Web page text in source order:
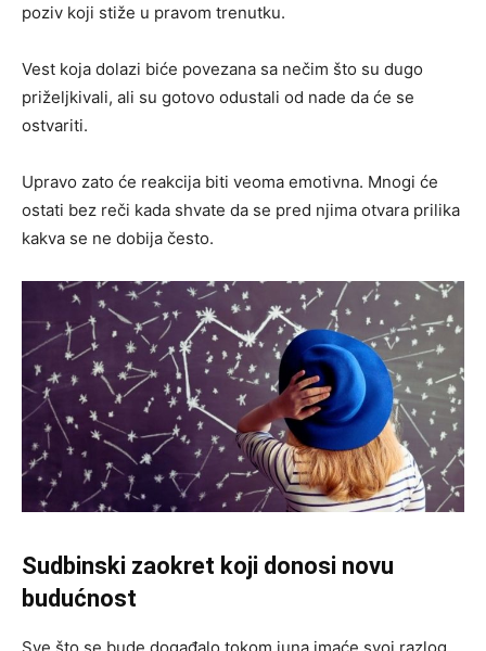
poziv koji stiže u pravom trenutku.
Vest koja dolazi biće povezana sa nečim što su dugo
priželjkivali, ali su gotovo odustali od nade da će se
ostvariti.
Upravo zato će reakcija biti veoma emotivna. Mnogi će
ostati bez reči kada shvate da se pred njima otvara prilika
kakva se ne dobija često.
Sudbinski zaokret koji donosi novu
budućnost